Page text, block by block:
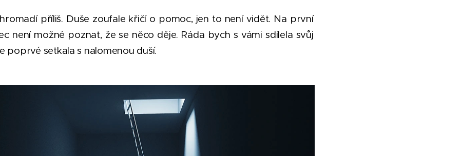
příliš. Duše zoufale křičí o pomoc, jen to není vidět. Na první
není možné poznat, že se něco děje. Ráda bych s vámi sdílela svůj
poprvé setkala s nalomenou duší.